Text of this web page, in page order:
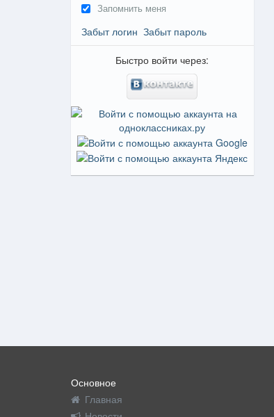
Запомнить меня
Забыт логин Забыт пароль
Быстро войти через:
Основное
Главная